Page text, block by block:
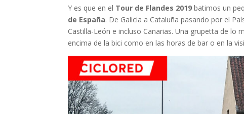
Y es que en el Tour de Flandes 2019 batimos un
de España. De Galicia a Cataluña pasando por el
Castilla-León e incluso Canarias. Una grupetta de lo
encima de la bici como en las horas de bar o en la